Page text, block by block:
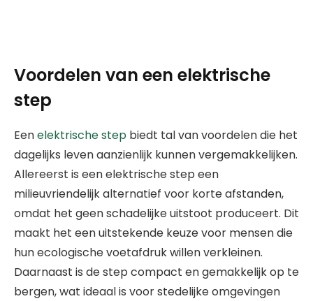
Voordelen van een elektrische
step
Eenelektrische step biedt tal van voordelen die het
dagelijks leven aanzienlijk kunnen vergemakkelijken.
Allereerst is een elektrische step een
milieuvriendelijk alternatief voor korte afstanden,
omdat het geen schadelijke uitstoot produceert. Dit
maakt het een uitstekende keuze voor mensen die
hun ecologische voetafdruk willen verkleinen.
Daarnaast is de step compact en gemakkelijk op te
bergen, wat ideaal is voor stedelijke omgevingen